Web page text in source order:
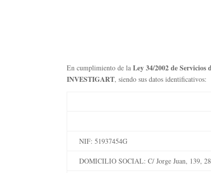
En cumplimiento de laLey 34/2002 de
INVESTIGART, siendo sus datos identificativos:
NIF: 51937454G
DOMICILIO SOCIAL: C/ Jorge Juan, 139,